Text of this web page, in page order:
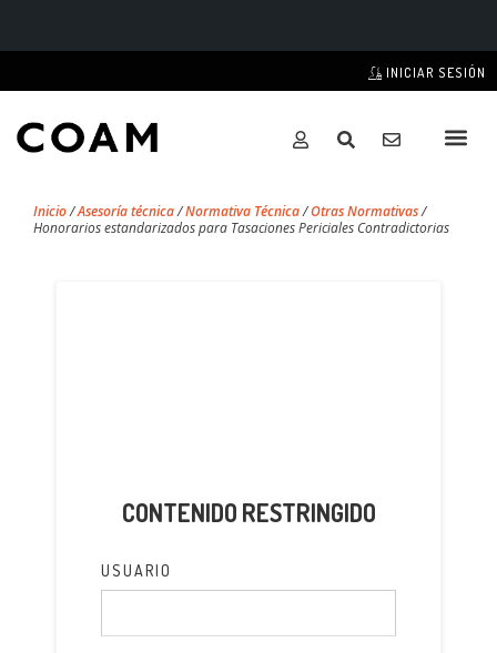
INICIAR SESIÓN
Inicio/Asesoría técnica/Normativa Técnica/Otras Normativas/
Honorarios estandarizados para Tasaciones Periciales Contradictorias
CONTENIDO RESTRINGIDO
USUARIO